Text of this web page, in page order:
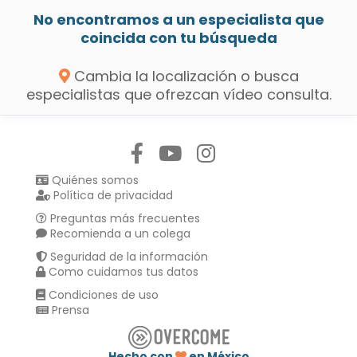
No encontramos a un especialista que
coincida con tu búsqueda
Cambia la localización o busca
especialistas que ofrezcan vídeo consulta.
Quiénes somos
Política de privacidad
Preguntas más frecuentes
Recomienda a un colega
Seguridad de la información
Como cuidamos tus datos
Condiciones de uso
Prensa